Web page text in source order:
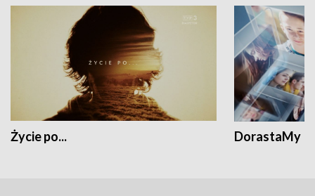
Życie po... DorastaMy